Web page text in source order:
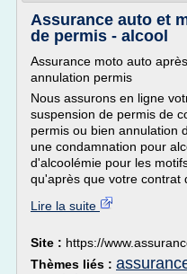
Assurance auto et
de permis - alcool
Assurance moto auto
annulation permis
Nous assurons en ligne
suspension de permis de
permis ou bien annulation
une condamnation pour
d'alcoolémie pour les
qu'après que votre contrat
Lire la suite
Site : https://
Thèmes liés :